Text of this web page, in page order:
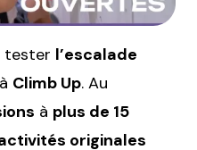
tester l’escalade
Climb Up. Au
à plus de 15
originales